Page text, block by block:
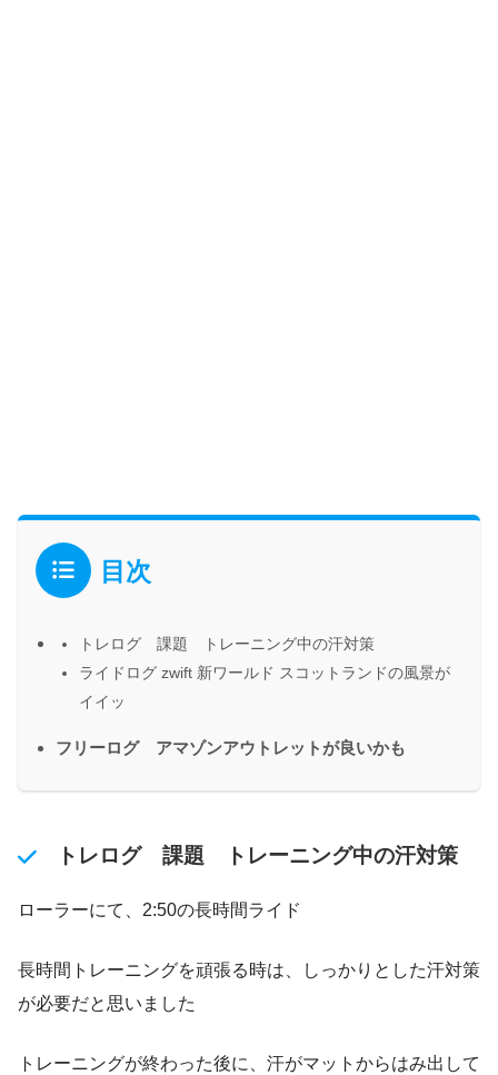
目次
トレログ 課題 トレーニング中の汗対策
ライドログ zwift 新ワールド スコットランドの風景が
イイッ
フリーログ アマゾンアウトレットが良いかも
トレログ 課題 トレーニング中の汗対策
ローラーにて、2:50の長時間ライド
長時間トレーニングを頑張る時は、しっかりとした汗対策
が必要だと思いました
トレーニングが終わった後に、汗がマットからはみ出して